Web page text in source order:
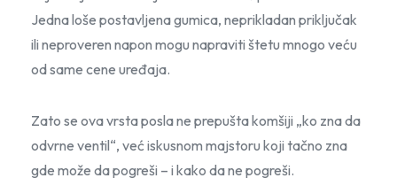
Jedna loše postavljena gumica, neprikladan priključak
ili neproveren napon mogu napraviti štetu mnogo veću
od same cene uređaja.
Zato se ova vrsta posla ne prepušta komšiji „ko zna da
odvrne ventil“, već iskusnom majstoru koji tačno zna
gde može da pogreši – i kako da ne pogreši.